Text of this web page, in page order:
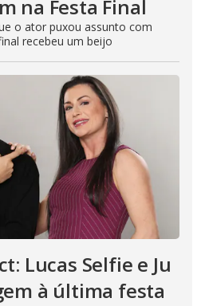
na Festa Final
o ator puxou assunto com
recebeu um beijo
Lucas Selfie e Ju
à última festa